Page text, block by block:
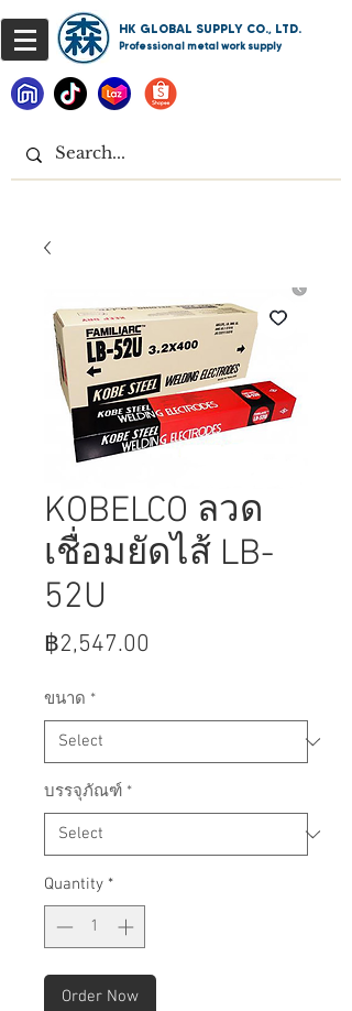
HK GLOBAL SUPPLY CO., LTD.
Professional metal work supply
KOBELCO ลวด
เชื่อมยัดไส้ LB-
52U
฿2,547.00
ขนาด *
บรรจุภัณฑ์ *
Quantity *
Order Now